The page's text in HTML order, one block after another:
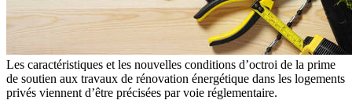
Les caractéristiques et les nouvelles conditions d’octroi de la prime
de soutien aux travaux de rénovation énergétique dans les logements
privés viennent d’être précisées par voie réglementaire.